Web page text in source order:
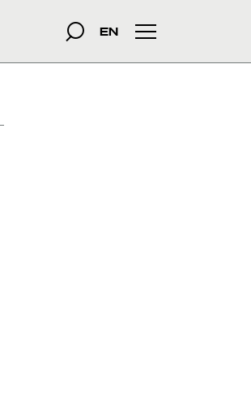
szukana fraza
Szukaj
EN Menu główne